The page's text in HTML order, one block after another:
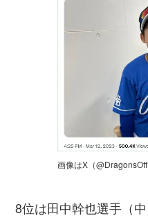
画像はX（
8位は田中幹也選手（